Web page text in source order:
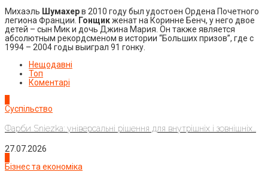
Михаэль Шумахерв 2010 году был удостоен Ордена Почетного
легиона Франции. Гонщикженат на Коринне Бенч, у него двое
детей – сын Мик и дочь Джина Мария. Он также является
абсолютным рекордсменом в истории “Больших призов”, где с
1994 – 2004 годы выиграл 91 гонку.
Нещодавні
Топ
Коментарі
Суспільство
Фарби Sniezka: універсальні рішення для внутрішніх і зовнішніх...
27.07.2026
Бізнес та економіка